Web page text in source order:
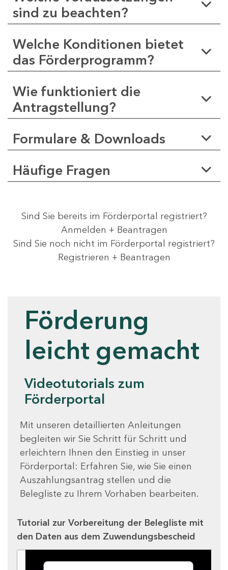
sind zu beachten?
Welche Konditionen bietet
das Förderprogramm?
Wie funktioniert die
Antragstellung?
Formulare & Downloads
Häufige Fragen
Sind Sie bereits im Förderportal registriert?
Anmelden + Beantragen
Sind Sie noch nicht im Förderportal registriert?
Registrieren + Beantragen
Förderung
leicht gemacht
Videotutorials zum
Förderportal
Mit unseren detaillierten Anleitungen
begleiten wir Sie Schritt für Schritt und
erleichtern Ihnen den Einstieg in unser
Förderportal: Erfahren Sie, wie Sie einen
Auszahlungsantrag stellen und die
Belegliste zu Ihrem Vorhaben bearbeiten.
Tutorial zur Vorbereitung der Belegliste mit
den Daten aus dem Zuwendungsbescheid